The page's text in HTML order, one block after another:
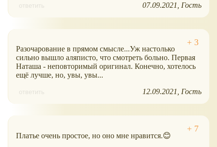
ответить 07.09.2021 Гость
Разочарование в прямом смысле...Уж настолько
сильно вышло аляписто, что смотреть больно. Первая
Наташа - неповторимый оригинал. Конечно, хотелось
ещё лучше, но, увы, увы...
ответить 12.09.2021 Гость
Платье очень простое, но оно мне нравится.😊